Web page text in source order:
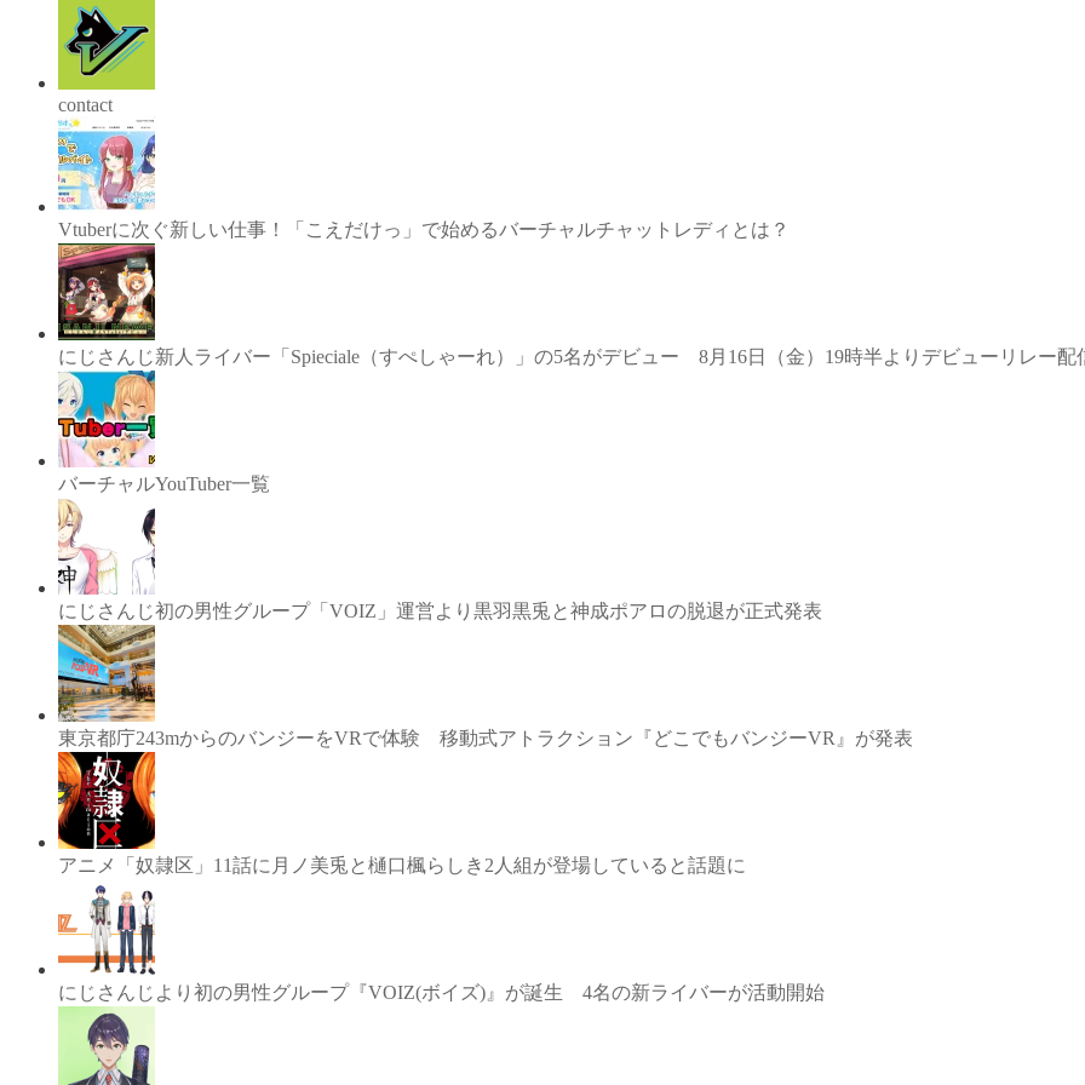
contact
Vtuberに次ぐ新しい仕事！「こえだけっ」で始めるバーチャルチャットレディとは？
にじさんじ新人ライバー「Spieciale（すぺしゃーれ）」の5名がデビュー 8月16日（金）19時半よりデビューリレー配
バーチャルYouTuber一覧
にじさんじ初の男性グループ「VOIZ」運営より黒羽黒兎と神成ポアロの脱退が正式発表
東京都庁243mからのバンジーをVRで体験 移動式アトラクション『どこでもバンジーVR』が発表
アニメ「奴隷区」11話に月ノ美兎と樋口楓らしき2人組が登場していると話題に
にじさんじより初の男性グループ『VOIZ(ボイズ)』が誕生 4名の新ライバーが活動開始